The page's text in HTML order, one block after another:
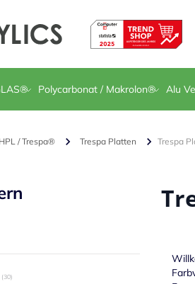
Polycarbonat / Makrolon® Alu
HPL / Trespa® Trespa Platten Trespa
30